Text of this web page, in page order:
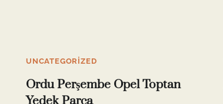
UNCATEGORIZED
Ordu Perşembe Opel Toptan
Yedek Parça